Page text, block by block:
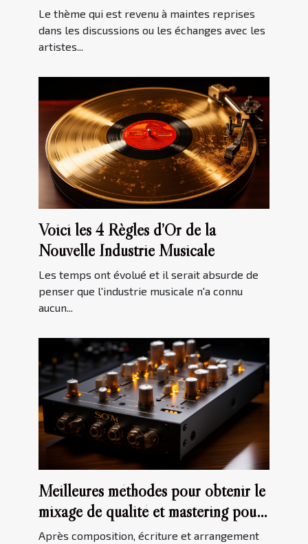
Le thème qui est revenu à maintes reprises
dans les discussions ou les échanges avec les
artistes...
Voici les 4 Règles d’Or de la
Nouvelle Industrie Musicale
Les temps ont évolué et il serait absurde de
penser que l'industrie musicale n'a connu
aucun...
Meilleures méthodes pour obtenir le
mixage de qualité et mastering pour
votre musique
Après composition, écriture et arrangement